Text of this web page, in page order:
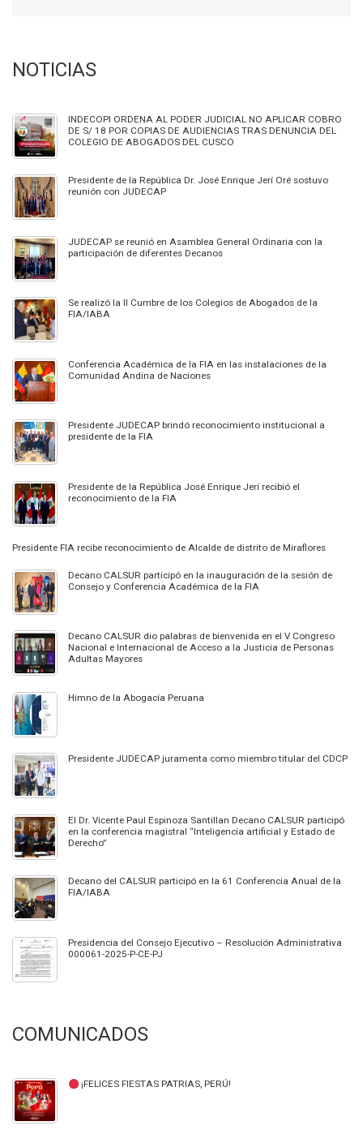
NOTICIAS
INDECOPI ORDENA AL PODER JUDICIAL NO APLICAR COBRO
DE S/ 18 POR COPIAS DE AUDIENCIAS TRAS DENUNCIA DEL
COLEGIO DE ABOGADOS DEL CUSCO
Presidente de la República Dr. José Enrique Jerí Oré sostuvo
reunión con JUDECAP
JUDECAP se reunió en Asamblea General Ordinaria con la
participación de diferentes Decanos
Se realizó la II Cumbre de los Colegios de Abogados de la
FIA/IABA
Conferencia Académica de la FIA en las instalaciones de la
Comunidad Andina de Naciones
Presidente JUDECAP brindó reconocimiento institucional a
presidente de la FIA
Presidente de la República José Enrique Jerí recibió el
reconocimiento de la FIA
Presidente FIA recibe reconocimiento de Alcalde de distrito de Miraflores
Decano CALSUR participó en la inauguración de la sesión de
Consejo y Conferencia Académica de la FIA
Decano CALSUR dio palabras de bienvenida en el V Congreso
Nacional e Internacional de Acceso a la Justicia de Personas
Adultas Mayores
Himno de la Abogacía Peruana
Presidente JUDECAP juramenta como miembro titular del CDCP
El Dr. Vicente Paul Espinoza Santillan Decano CALSUR participó
en la conferencia magistral “Inteligencia artificial y Estado de
Derecho”
Decano del CALSUR participó en la 61 Conferencia Anual de la
FIA/IABA
Presidencia del Consejo Ejecutivo – Resolución Administrativa
000061-2025-P-CE-PJ
COMUNICADOS
¡FELICES FIESTAS PATRIAS, PERÚ!